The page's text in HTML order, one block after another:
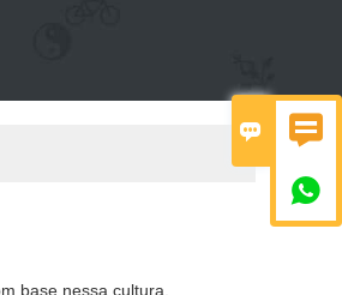
 

base nessa cultura,